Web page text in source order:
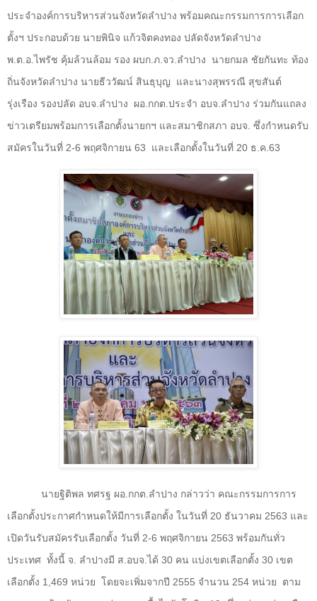
ประจำองค์การบริหารส่วนจังหวัดลำปาง พร้อมคณะกรรมการการเลือก
ตั้งฯ ประกอบด้วย นายพินิจ แก้วจิตคงทอง ปลัดจังหวัดลำปาง
พ.ต.อ.ไพรัช คุ้มล้วนล้อม รอง ผบก.ภ.จว.ลำปาง นายกมล ชัยกันทะ ท้อง
ถิ่นจังหวัดลำปาง นายธีววัฒน์ สินธุบุญ
และนางสุพรรณี สุขสันต์
รุ่งเรือง รองปลัด อบจ.ลำปาง
ผอ.กกต.ประจำ อบจ.ลำปาง ร่วมกันแถลง
ข่าวเตรียมพร้อมการเลือกตั้งนายกฯ และสมาชิกสภา อบจ. ซึ่งกำหนดรับ
สมัครในวันที่ 2-6 พฤศจิกายน 63
และเลือกตั้งในวันที่ 20 ธ.ค.63
นายฐิติพล ทศรฐ ผอ.กกต.ลำปาง กล่าวว่า คณะกรรมการการ
เลือกตั้งประกาศกำหนดให้มีการเลือกตั้ง ในวันที่ 20 ธันวาคม 2563 และ
เปิดวันรับสมัครรับเลือกตั้ง วันที่ 2-6 พฤศจิกายน 2563 พร้อมกันทั่ว
ประเทศ ทั้งนี้ จ. ลำปางมี ส.อบจ.ได้ 30 คน แบ่งเขตเลือกตั้ง 30 เขต
เลือกตั้ง 1,469 หน่วย โดยจะเพิ่มจากปี 2555 จำนวน 254 หน่วย
ตาม